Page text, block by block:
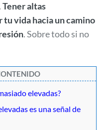
Tener altas
vida hacia un camino
. Sobre todo si no
elevadas?
es una señal de